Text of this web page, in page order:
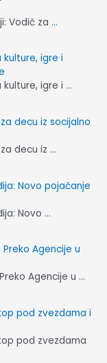
Vodič za…
kulture, igre i
kulture, igre i…
decu iz socijalno
decu iz…
Novo pojačanje
Novo…
Agencije u
Agencije u…
pod zvezdama i
pod zvezdama